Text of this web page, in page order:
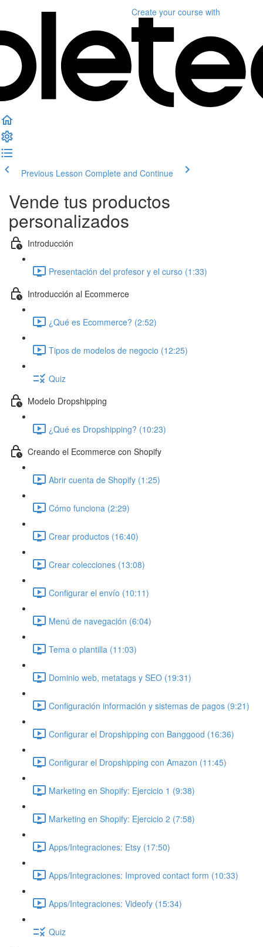
Create your course with
Previous Lesson Complete and Continue
Vende tus productos
personalizados
Introducción
Presentación del profesor y el curso (1:33)
Introducción al Ecommerce
¿Qué es Ecommerce? (2:52)
Tipos de modelos de negocio (12:25)
Quiz
Modelo Dropshipping
¿Qué es Dropshipping? (10:23)
Creando el Ecommerce con Shopify
Abrir cuenta de Shopify (1:25)
Cómo funciona (2:29)
Crear productos (16:40)
Crear colecciones (13:08)
Configurar el envío (10:11)
Menú de navegación (6:04)
Tema o plantilla (11:03)
Dominio web, metatags y SEO (19:31)
Configuración información y sistemas de pagos (9:21)
Configurar el Dropshipping con Banggood (16:36)
Configurar el Dropshipping con Amazon (11:45)
Marketing en Shopify: Ejercicio 1 (9:38)
Marketing en Shopify: Ejercicio 2 (7:58)
Apps/Integraciones: Etsy (17:50)
Apps/Integraciones: Improved contact form (10:33)
Apps/Integraciones: Videofy (15:34)
Quiz